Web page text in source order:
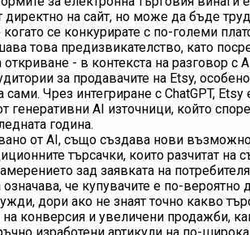
на сайт, но може да бъде
се конкурирате с по-големи
това предизвикателство, като
- в контекста на разговор с
за продавачите на Etsy,
Чрез интегриране с ChatGPT, Etsy
генеративни AI източници, който
година.
от AI, също създава нови
търсачки, които разчитат на
зад заявката на
че купувачите е по-вероятно
дори ако не знаят точно какво
конверсия и увеличени продажби,